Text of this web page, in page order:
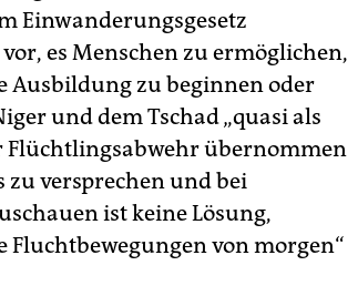
Einwanderungsgesetz
es Menschen zu ermöglichen,
Ausbildung zu beginnen oder
und dem Tschad „quasi als
Flüchtlingsabwehr übernommen
zu versprechen und bei
ist keine Lösung,
von morgen“